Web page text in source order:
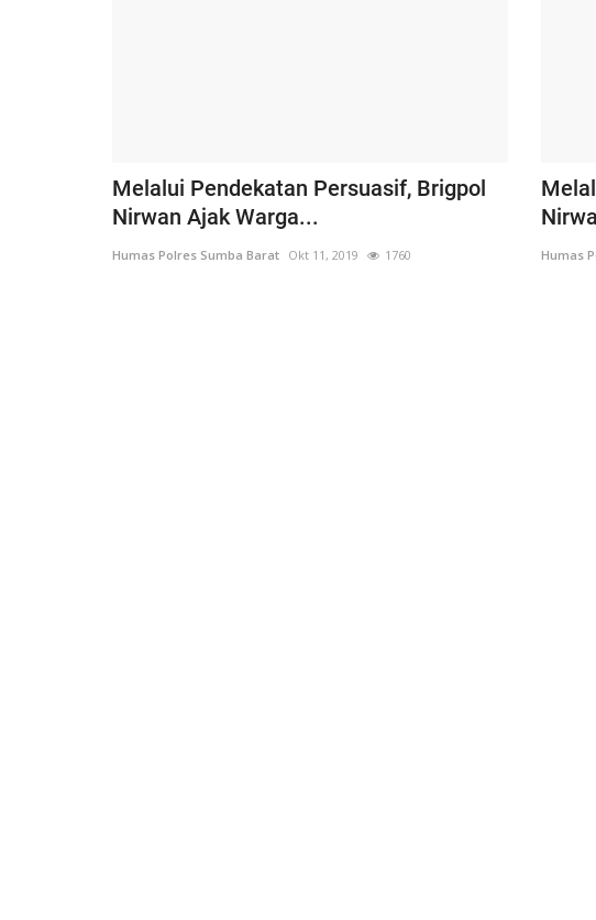
Melalui Pendekatan Persuasif, Brigpol
Nirwan Ajak Warga...
Humas Polres Sumba Barat Okt 11, 2019 1760 Humas